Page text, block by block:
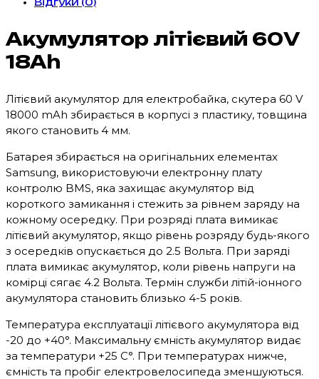
Акумулятор літієвий 60V
18Ah
Літієвий акумулятор для електробайка, скутера 60 V
18000 mAh збирається в корпусі з пластику, товщина
якого становить 4 мм.
Батарея збирається на оригінальних елементах
Samsung, використовуючи електронну плату
контролю BMS, яка захищає акумулятор від
короткого замикання і стежить за рівнем заряду на
кожному осередку. При розряді плата вимикає
літієвий акумулятор, якщо рівень розряду будь-якого
з осередків опускається до 2.5 Вольта. При заряді
плата вимикає акумулятор, коли рівень напруги на
комірці сягає 4.2 Вольта. Термін служби літій-іонного
акумулятора становить близько 4-5 років.
Температура експлуатації літієвого акумулятора від
-20 до +40°. Максимальну ємність акумулятор видає
за температури +25 С°. При температурах нижче,
ємність та пробіг електровелосипеда зменшуються.